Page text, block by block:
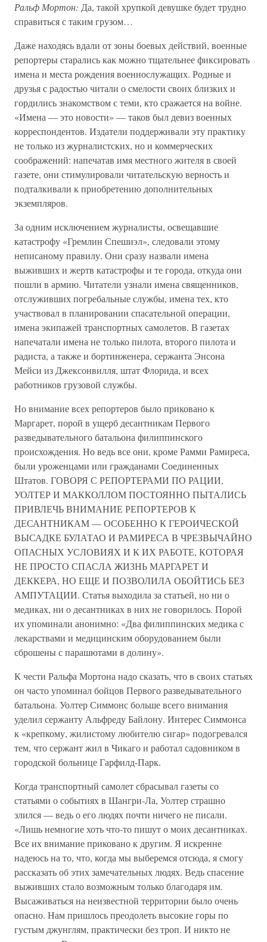
Ральф Мортон: Да, такой хрупкой девушке будет трудно
справиться с таким грузом…
Даже находясь вдали от зоны боевых действий, военные
репортеры старались как можно тщательнее фиксировать
имена и места рождения военнослужащих. Родные и
друзья с радостью читали о смелости своих близких и
гордились знакомством с теми, кто сражается на войне.
«Имена — это новости» — таков был девиз военных
корреспондентов. Издатели поддерживали эту практику
не только из журналистских, но и коммерческих
соображений: напечатав имя местного жителя в своей
газете, они стимулировали читательскую верность и
подталкивали к приобретению дополнительных
экземпляров.
За одним исключением журналисты, освещавшие
катастрофу «Гремлин Спешиэл», следовали этому
неписаному правилу. Они сразу назвали имена
выживших и жертв катастрофы и те города, откуда они
пошли в армию. Читатели узнали имена священников,
отслуживших погребальные службы, имена тех, кто
участвовал в планировании спасательной операции,
имена экипажей транспортных самолетов. В газетах
напечатали имена не только пилота, второго пилота и
радиста, а также и бортинженера, сержанта Энсона
Мейси из Джексонвилля, штат Флорида, и всех
работников грузовой службы.
Но внимание всех репортеров было приковано к
Маргарет, порой в ущерб десантникам Первого
разведывательного батальона филиппинского
происхождения. Но ведь все они, кроме Рамми Рамиреса,
были уроженцами или гражданами Соединенных
Штатов. ГОВОРЯ С РЕПОРТЕРАМИ ПО РАЦИИ,
УОЛТЕР И МАККОЛЛОМ ПОСТОЯННО ПЫТАЛИСЬ
ПРИВЛЕЧЬ ВНИМАНИЕ РЕПОРТЕРОВ К
ДЕСАНТНИКАМ — ОСОБЕННО К ГЕРОИЧЕСКОЙ
ВЫСАДКЕ БУЛАТАО И РАМИРЕСА В ЧРЕЗВЫЧАЙНО
ОПАСНЫХ УСЛОВИЯХ И К ИХ РАБОТЕ, КОТОРАЯ
НЕ ПРОСТО СПАСЛА ЖИЗНЬ МАРГАРЕТ И
ДЕККЕРА, НО ЕЩЕ И ПОЗВОЛИЛА ОБОЙТИСЬ БЕЗ
АМПУТАЦИИ. Статья выходила за статьей, но ни о
медиках, ни о десантниках в них не говорилось. Порой
их упоминали анонимно: «Два филиппинских медика с
лекарствами и медицинским оборудованием были
сброшены с парашютами в долину».
К чести Ральфа Мортона надо сказать, что в своих статьях
он часто упоминал бойцов Первого разведывательного
батальона. Уолтер Симмонс больше всего внимания
уделил сержанту Альфреду Байлону. Интерес Симмонса
к «крепкому, жилистому любителю сигар» подогревался
тем, что сержант жил в Чикаго и работал садовником в
городской больнице Гарфилд-Парк.
Когда транспортный самолет сбрасывал газеты со
статьями о событиях в Шангри-Ла, Уолтер страшно
злился — ведь о его людях почти ничего не писали.
«Лишь немногие хоть что-то пишут о моих десантниках.
Все их внимание приковано к другим. Я искренне
надеюсь на то, что, когда мы выберемся отсюда, я смогу
рассказать об этих замечательных людях. Ведь спасение
выживших стало возможным только благодаря им.
Высаживаться на неизвестной территории было очень
опасно. Нам пришлось преодолеть высокие горы по
густым джунглям, практически без троп. И никто не